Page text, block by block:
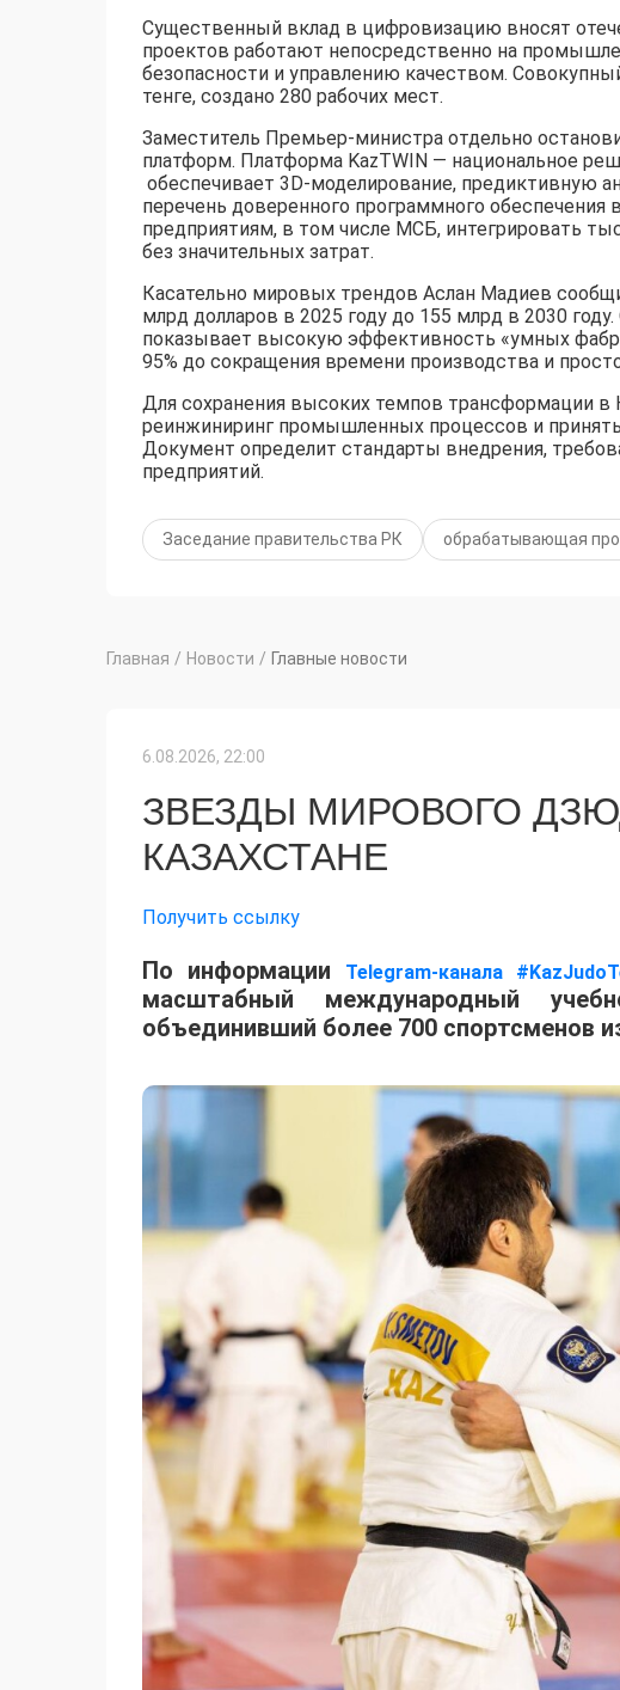
Существенный вклад в цифровизацию вносят
проектов работают непосредственно на
безопасности и управлению качеством.
тенге, создано 280 рабочих мест.
Заместитель Премьер-министра отдельно
платформ. Платформа KazTWIN — национальное
обеспечивает 3D-моделирование, предиктивную
перечень доверенного программного
предприятиям, в том числе МСБ, интегрировать
без значительных затрат.
Касательно мировых трендов Аслан Мадиев
млрд долларов в 2025 году до 155 млрд в 2030
показывает высокую эффективность «умных
95% до сокращения времени производства и
Для сохранения высоких темпов трансформации в
реинжиниринг промышленных процессов и
Документ определит стандарты внедрения,
предприятий.
Заседание правительства РК обрабатывающая
Главная / Новости / Главные новости
6.08.2026, 22:00
ЗВЕЗДЫ МИРОВОГО
КАЗАХСТАНЕ
Получить ссылку
По информации Telegram-канала
масштабный международный
объединивший более 700 спортсменов